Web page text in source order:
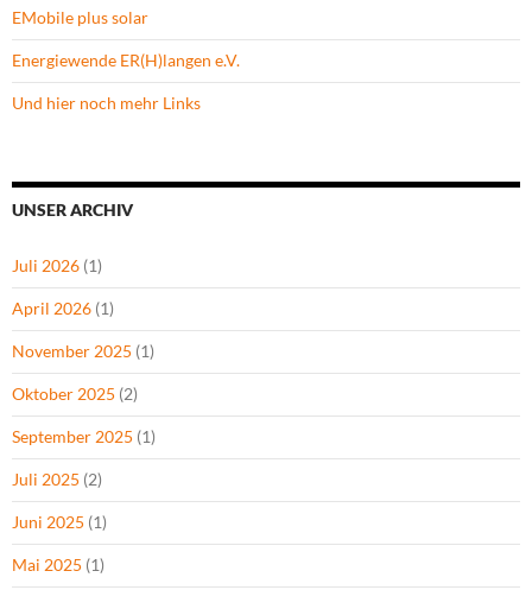
EMobile plus solar
Energiewende ER(H)langen e.V.
Und hier noch mehr Links
UNSER ARCHIV
Juli 2026 (1)
April 2026 (1)
November 2025 (1)
Oktober 2025 (2)
September 2025 (1)
Juli 2025 (2)
Juni 2025 (1)
Mai 2025 (1)